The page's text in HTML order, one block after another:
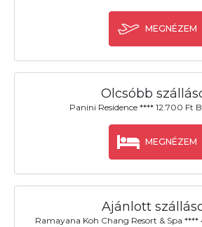
MEGNÉZEM
Olcsóbb
Panini Residence **** 12.700 Ft
MEGNÉZEM
Ajánlott
Ramayana Koh Chang Resort & Spa